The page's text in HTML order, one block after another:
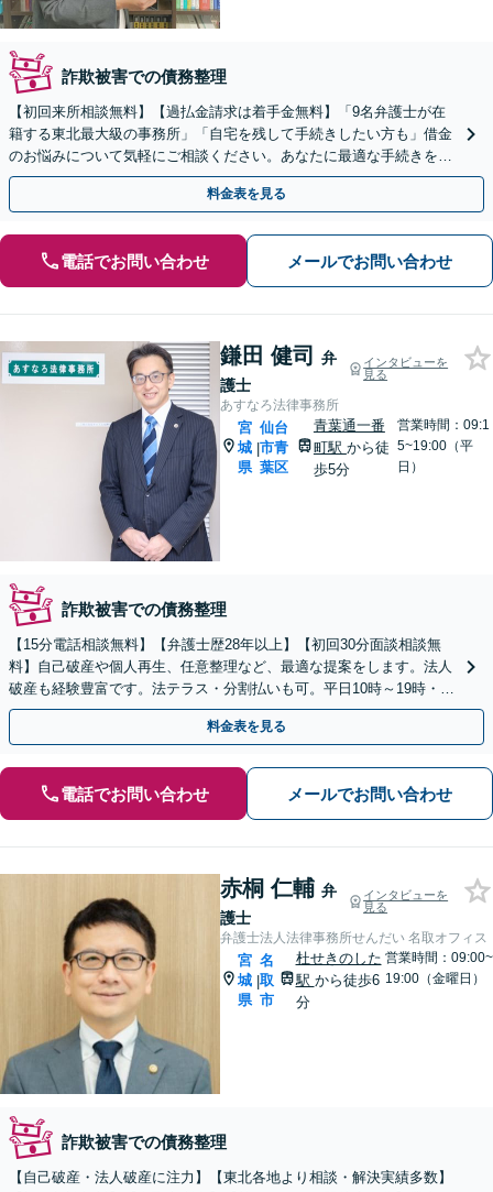
詐欺被害での債務整理
【初回来所相談無料】【過払金請求は着手金無料】「9名弁護士が在
籍する東北最大級の事務所」「自宅を残して手続きしたい方も」借金
のお悩みについて気軽にご相談ください。あなたに最適な手続きを診
断します【秘密厳守】【法テラス利用可】
料金表を見る
電話でお問い合わせ メールでお問い合わせ
鎌田 健司
弁
護士
インタビューを
見る
あすなろ法律事務所
宮
城
県
|
仙台
市青
葉区
青葉通一番
町駅 から徒
歩5分
営業時間：09:1
5~19:00（平
日）
詐欺被害での債務整理
【15分電話相談無料】【弁護士歴28年以上】【初回30分面談相談無
料】自己破産や個人再生、任意整理など、最適な提案をします。法人
破産も経験豊富です。法テラス・分割払いも可。平日10時～19時・土
曜10時～12時まで【青葉通一番町駅5分】
料金表を見る
電話でお問い合わせ メールでお問い合わせ
赤桐 仁輔 弁
護士
インタビューを
見る
弁護士法人法律事務所せんだい 名取オフィス
宮
城
県
|
名
取
市
杜せきのした
駅 から徒歩6
分
営業時間：09:00~
19:00（金曜日）
詐欺被害での債務整理
【自己破産・法人破産に注力】【東北各地より相談・解決実績多数】